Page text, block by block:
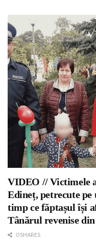
VIDEO // Victimele
Edineț, petrecute
timp ce făptașul își
Tânărul revenise
0 SHARES